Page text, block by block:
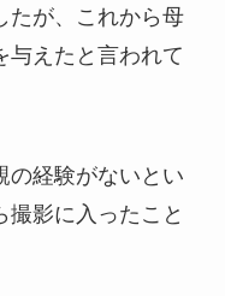
たが、これから母
与えたと言われて
の経験がないとい
撮影に入ったこと